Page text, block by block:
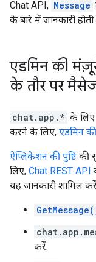
Chat API, Message
के बारे में जानकारी होती
एडमिन की
के तौर पर मैसेज
chat.app.* के लिए
करने के लिए, एडमिन
ऐप्लिकेशन की पुष्टि की
लिए, Chat REST API
यह जानकारी शामिल
करें.